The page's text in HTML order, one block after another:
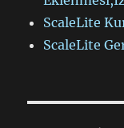
ScaleLite
ScaleLite